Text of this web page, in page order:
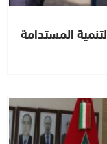
المستدامة